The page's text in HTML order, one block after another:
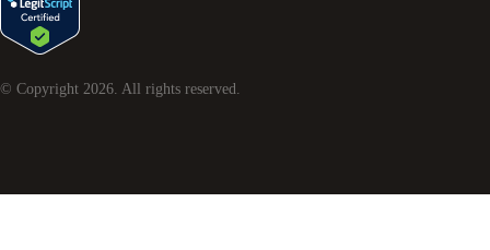
© Copyright 2026. All rights reserved.